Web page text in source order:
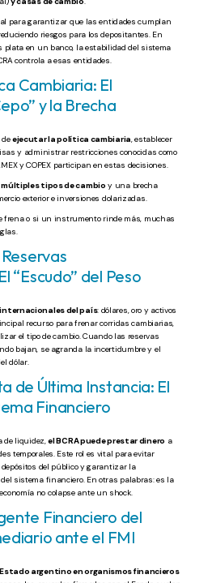
para garantizar que las entidades cumplan
riesgos para los depositantes. En
plata en un banco, la estabilidad del sistema
controla a esas entidades.
Cambiaria: El
y la Brecha
ejecutar la política cambiaria , establecer
y administrar restricciones conocidas como
y COPEX participan en estas decisiones.
tipos de cambio y una brecha
exterior e inversiones dolarizadas.
frena o si un instrumento rinde más, muchas
“Escudo” del Peso
del país: dólares, oro y activos
recurso para frenar corridas cambiarias,
el tipo de cambio. Cuando las reservas
bajan, se agranda la incertidumbre y el
dólar.
de Última Instancia: El
Financiero
de liquidez,el BCRA puede prestar dinero a
temporales. Este rol es vital para evitar
del público y garantizar la
sistema financiero. En otras palabras: es la
no colapse ante un shock.
Financiero del
ante el FMI
argentino en organismos financieros